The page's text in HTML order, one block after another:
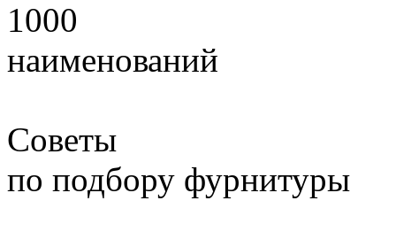
1000
наименований
Советы
по подбору фурнитуры